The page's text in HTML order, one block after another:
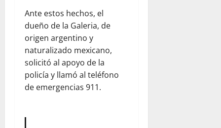
Ante estos hechos, el
dueño de la Galeria, de
origen argentino y
naturalizado mexicano,
solicitó al apoyo de la
policía y llamó al teléfono
de emergencias 911.